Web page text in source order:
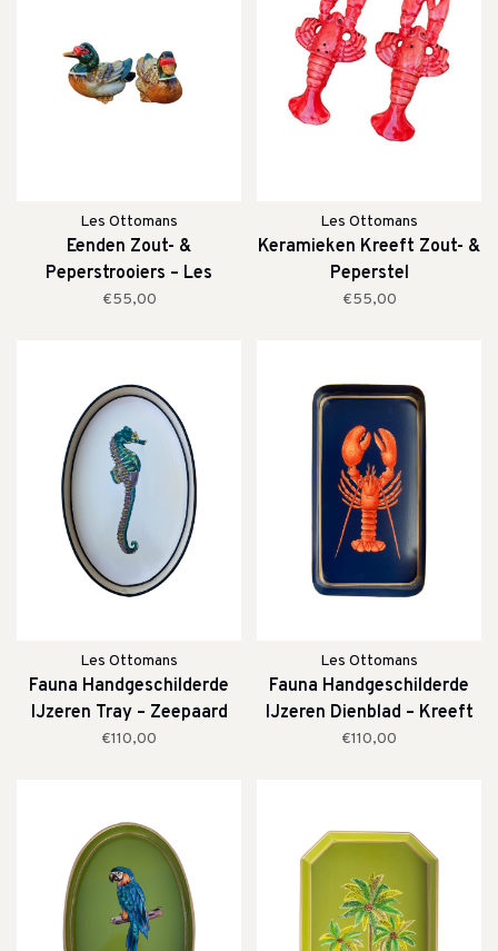
Les Ottomans
Eenden Zout- &
Peperstrooiers – Les
Ottomans
€55,00
Les Ottomans
Keramieken Kreeft Zout- &
Peperstel
€55,00
Les Ottomans
Fauna Handgeschilderde
IJzeren Tray – Zeepaard
€110,00
Les Ottomans
Fauna Handgeschilderde
IJzeren Dienblad – Kreeft
€110,00